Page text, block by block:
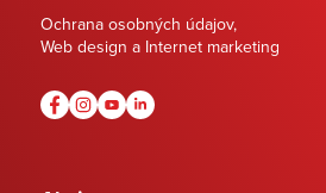
Ochrana osobných údajov,
Web design a Internet marketing